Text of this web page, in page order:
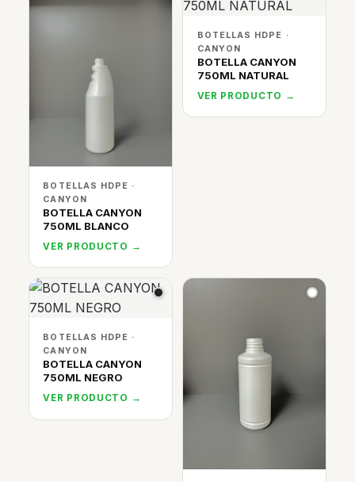
BOTELLAS HDPE ·
CANYON
BOTELLA CANYON
750ML BLANCO
VER PRODUCTO →
BOTELLAS HDPE ·
CANYON
BOTELLA CANYON
750ML NATURAL
VER PRODUCTO →
BOTELLAS HDPE ·
CANYON
BOTELLA CANYON
750ML NEGRO
VER PRODUCTO →